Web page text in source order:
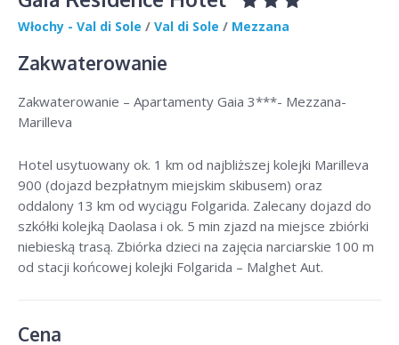
Włochy - Val di Sole / Val di Sole / Mezzana
Zakwaterowanie
Zakwaterowanie – Apartamenty Gaia 3***- Mezzana-
Marilleva
Hotel usytuowany ok. 1 km od najbliższej kolejki Marilleva
900 (dojazd bezpłatnym miejskim skibusem) oraz
oddalony 13 km od wyciągu Folgarida. Zalecany dojazd do
szkółki kolejką Daolasa i ok. 5 min zjazd na miejsce zbiórki
niebieską trasą. Zbiórka dzieci na zajęcia narciarskie 100 m
od stacji końcowej kolejki Folgarida – Malghet Aut.
Cena